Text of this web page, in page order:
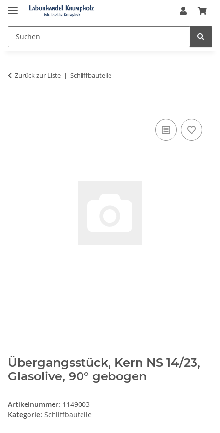
Zurück zur Liste Schliffbauteile
Übergangsstück, Kern NS 14/23,
Glasolive, 90° gebogen
Artikelnummer: 1149003
Kategorie: Schliffbauteile